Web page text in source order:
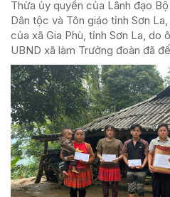
Thừa ủy quyền của Lãnh đạo
Dân tộc và Tôn giáo tỉnh Sơn
của xã Gia Phù, tỉnh Sơn La, do
UBND xã làm Trưởng đoàn đã